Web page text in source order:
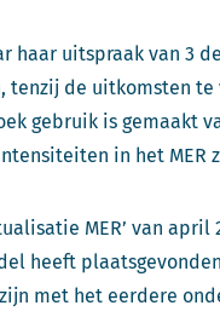
haar uitspraak van 3
de uitkomsten
gebruik is gemaakt
in het MER
MER’ van
heeft
met het eerdere